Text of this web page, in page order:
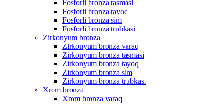
Fosforli bronza tasmasi
Fosforli bronza tayoq
Fosforli bronza sim
Fosforli bronza trubkasi
Zirkonyum bronza
Zirkonyum bronza varaq
Zirkonyum bronza tasmasi
Zirkonyum bronza tayoq
Zirkonyum bronza sim
Zirkonyum bronza trubkasi
Xrom bronza
Xrom bronza varaq